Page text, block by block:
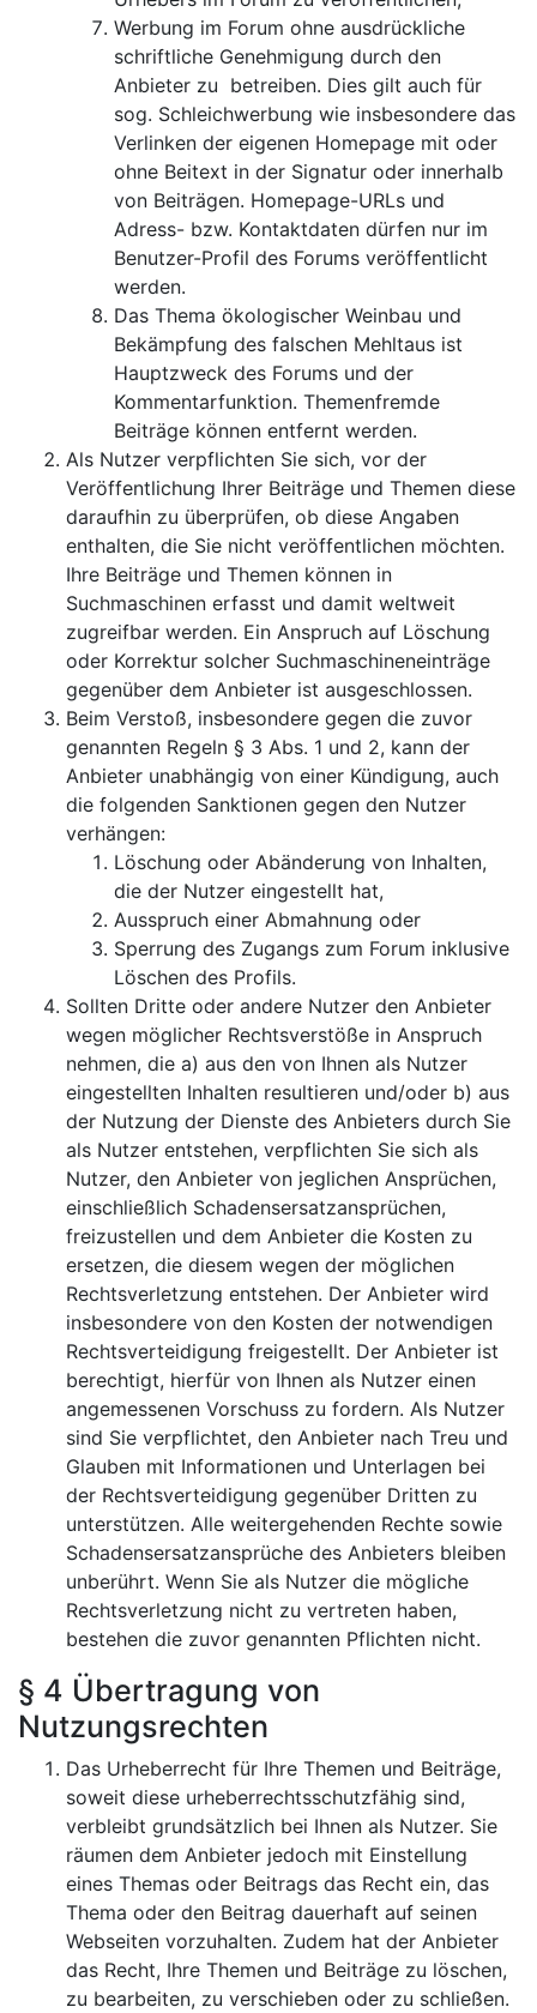
Werbung im Forum ohne ausdrückliche
schriftliche Genehmigung durch den
Anbieter zu betreiben. Dies gilt auch für
sog. Schleichwerbung wie insbesondere das
Verlinken der eigenen Homepage mit oder
ohne Beitext in der Signatur oder innerhalb
von Beiträgen. Homepage-URLs und
Adress- bzw. Kontaktdaten dürfen nur im
Benutzer-Profil des Forums veröffentlicht
werden.
Das Thema ökologischer Weinbau und
Bekämpfung des falschen Mehltaus ist
Hauptzweck des Forums und der
Kommentarfunktion. Themenfremde
Beiträge können entfernt werden.
Als Nutzer verpflichten Sie sich, vor der
Veröffentlichung Ihrer Beiträge und Themen diese
daraufhin zu überprüfen, ob diese Angaben
enthalten, die Sie nicht veröffentlichen möchten.
Ihre Beiträge und Themen können in
Suchmaschinen erfasst und damit weltweit
zugreifbar werden. Ein Anspruch auf Löschung
oder Korrektur solcher Suchmaschineneinträge
gegenüber dem Anbieter ist ausgeschlossen.
Beim Verstoß, insbesondere gegen die zuvor
genannten Regeln § 3 Abs. 1 und 2, kann der
Anbieter unabhängig von einer Kündigung, auch
die folgenden Sanktionen gegen den Nutzer
verhängen:
Löschung oder Abänderung von Inhalten,
die der Nutzer eingestellt hat,
Ausspruch einer Abmahnung oder
Sperrung des Zugangs zum Forum inklusive
Löschen des Profils.
Sollten Dritte oder andere Nutzer den Anbieter
wegen möglicher Rechtsverstöße in Anspruch
nehmen, die a) aus den von Ihnen als Nutzer
eingestellten Inhalten resultieren und/oder b) aus
der Nutzung der Dienste des Anbieters durch Sie
als Nutzer entstehen, verpflichten Sie sich als
Nutzer, den Anbieter von jeglichen Ansprüchen,
einschließlich Schadensersatzansprüchen,
freizustellen und dem Anbieter die Kosten zu
ersetzen, die diesem wegen der möglichen
Rechtsverletzung entstehen. Der Anbieter wird
insbesondere von den Kosten der notwendigen
Rechtsverteidigung freigestellt. Der Anbieter ist
berechtigt, hierfür von Ihnen als Nutzer einen
angemessenen Vorschuss zu fordern. Als Nutzer
sind Sie verpflichtet, den Anbieter nach Treu und
Glauben mit Informationen und Unterlagen bei
der Rechtsverteidigung gegenüber Dritten zu
unterstützen. Alle weitergehenden Rechte sowie
Schadensersatzansprüche des Anbieters bleiben
unberührt. Wenn Sie als Nutzer die mögliche
Rechtsverletzung nicht zu vertreten haben,
bestehen die zuvor genannten Pflichten nicht.
§ 4 Übertragung von
Nutzungsrechten
Das Urheberrecht für Ihre Themen und Beiträge,
soweit diese urheberrechtsschutzfähig sind,
verbleibt grundsätzlich bei Ihnen als Nutzer. Sie
räumen dem Anbieter jedoch mit Einstellung
eines Themas oder Beitrags das Recht ein, das
Thema oder den Beitrag dauerhaft auf seinen
Webseiten vorzuhalten. Zudem hat der Anbieter
das Recht, Ihre Themen und Beiträge zu löschen,
zu bearbeiten, zu verschieben oder zu schließen.